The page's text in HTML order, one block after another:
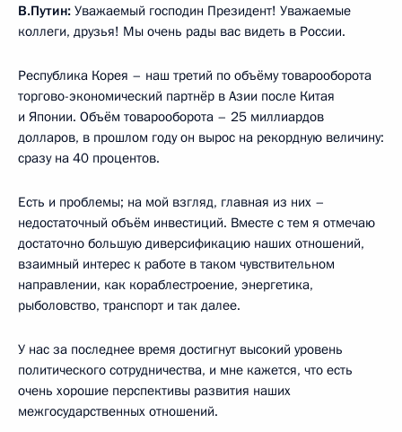
В.Путин: Уважаемый господин Президент! Уважаемые
коллеги, друзья! Мы очень рады вас видеть в России.
Республика Корея – наш третий по объёму товарооборота
торгово-экономический партнёр в Азии после Китая
и Японии. Объём товарооборота – 25 миллиардов
долларов, в прошлом году он вырос на рекордную величину:
сразу на 40 процентов.
Есть и проблемы; на мой взгляд, главная из них –
недостаточный объём инвестиций. Вместе с тем я отмечаю
достаточно большую диверсификацию наших отношений,
взаимный интерес к работе в таком чувствительном
направлении, как кораблестроение, энергетика,
рыболовство, транспорт и так далее.
У нас за последнее время достигнут высокий уровень
политического сотрудничества, и мне кажется, что есть
очень хорошие перспективы развития наших
межгосударственных отношений.